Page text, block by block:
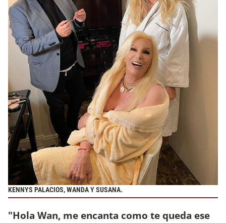
KENNYS PALACIOS, WANDA Y SUSANA.
"Hola Wan, me encanta como te queda ese